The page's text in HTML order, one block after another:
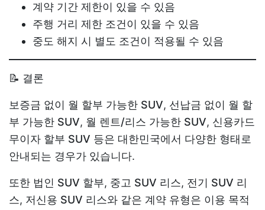
계약 기간 제한이 있을 수 있음
주행 거리 제한 조건이 있을 수 있음
중도 해지 시 별도 조건이 적용될 수 있음
📝 결론
보증금 없이 월 할부 가능한 SUV, 선납금 없이 월 할
부 가능한 SUV, 월 렌트/리스 가능한 SUV, 신용카드
무이자 할부 SUV 등은 대한민국에서 다양한 형태로
안내되는 경우가 있습니다.
또한 법인 SUV 할부, 중고 SUV 리스, 전기 SUV 리
스, 저신용 SUV 리스와 같은 계약 유형은 이용 목적